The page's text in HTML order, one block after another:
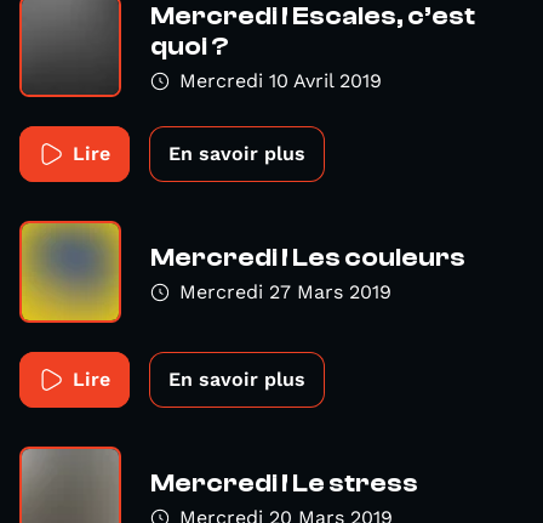
Mercredi ! Escales, c’est
quoi ?
Mercredi 10 Avril 2019
Lire En savoir plus
Mercredi ! Les couleurs
Mercredi 27 Mars 2019
Lire En savoir plus
Mercredi ! Le stress
Mercredi 20 Mars 2019